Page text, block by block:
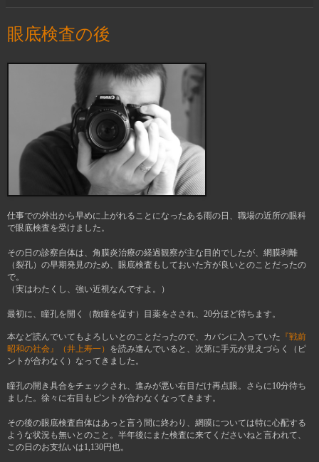
眼底検査の後
仕事での外出から早めに上がれることになったある雨の日、職場の近所の眼科
で眼底検査を受けました。
その日の診察自体は、角膜炎治療の経過観察が主な目的でしたが、網膜剥離
（裂孔）の早期発見のため、眼底検査もしておいた方が良いとのことだったの
で。
（実はわたくし、強い近視なんですよ。）
最初に、瞳孔を開く（散瞳を促す）目薬をさされ、20分ほど待ちます。
本など読んでいてもよろしいとのことだったので、カバンに入っていた 『戦前
昭和の社会』（井上寿一） を読み進んでいると、次第に手元が見えづらく（ピ
ントが合わなく）なってきました。
瞳孔の開き具合をチェックされ、進みが悪い右目だけ再点眼。さらに10分待ち
ました。徐々に右目もピントが合わなくなってきます。
その後の眼底検査自体はあっと言う間に終わり、網膜については特に心配する
ような状況も無いとのこと。半年後にまた検査に来てくださいねと言われて、
この日のお支払いは1,130円也。